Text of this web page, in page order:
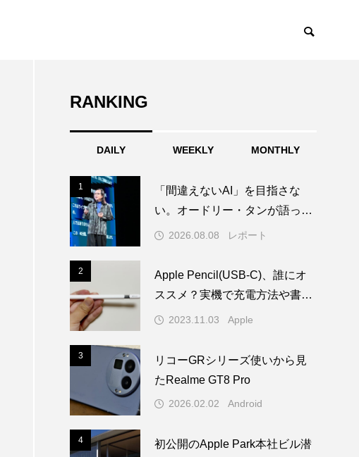
RANKING
DAILY WEEKLY MONTHLY
1
「間違えないAI」を目指さな
い。オードリー・タンが語った
Trust by Designとは？
2026.08.08 レポート
2
Apple Pencil(USB-C)、誰にオ
ススメ？実機で充電方法や書き
心地を試してみた！
2023.11.03 Apple
3
リコーGRシリーズ使いから見
たRealme GT8 Pro
2026.02.02 Android
4
初公開のApple Park本社ビル潜